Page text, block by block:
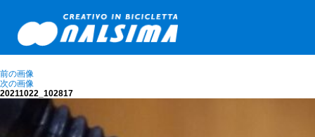
前の画像
次の画像
20211022_102817